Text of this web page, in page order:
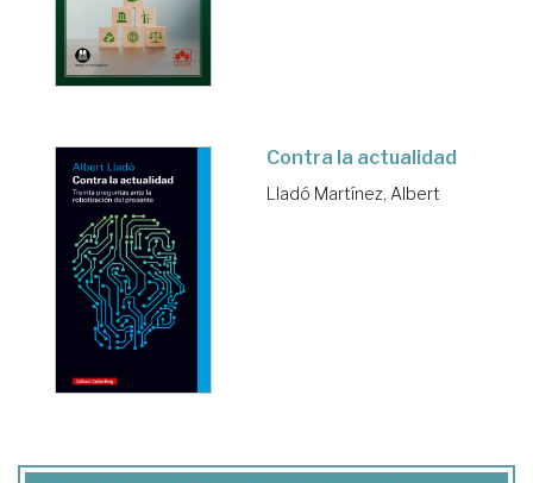
Contra la actualidad
Lladó Martínez, Albert